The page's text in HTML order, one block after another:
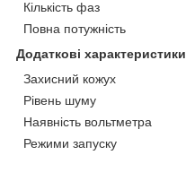
Кількість фаз
Повна потужність
Додаткові характеристики
Захисний кожух
Рівень шуму
Наявність вольтметра
Режими запуску